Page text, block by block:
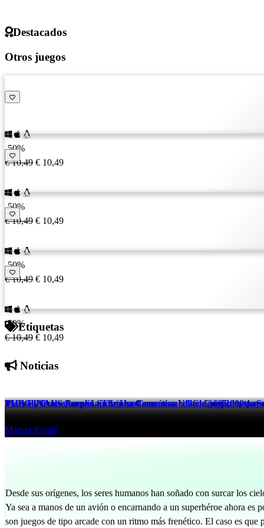
Destacados
Otros juegos
-50%
€ 10,49 € 10,49
-50%
€ 10,49 € 10,49
-50%
€ 10,49 € 10,49
-50%
€ 10,49 € 10,49
Etiquetas
Noticias
THE FINALS Amplía Su Línea Cosmética con el Conjunto de
THE FINALS 17 hrs ago
PUBG y CurseForge Lanzan un Concurso UGC de $95,000
PUBG: BATTLEGROUNDS
Marvel Rivals desvela a The Hood como un villano jugable,
Marvel Rivals 17 hrs ago
Desde sus orígenes, los seres humanos han soñado con surcar los
Ya sea a manos de un avión o encarnando a un superhéroe ahora
son juegos de tipo arcade con un ritmo más frenético. El caso es